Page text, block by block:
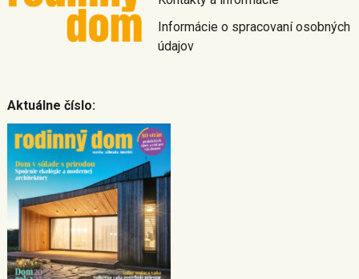
Informácie o spracovaní osobných
údajov
Aktuálne číslo: